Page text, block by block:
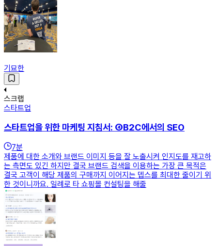
기묘한
스크랩
스타트업
스타트업을 위한 마케팅 지침서: ④B2C에서의 SEO
7분
제품에 대한 소개와 브랜드 이미지 등을 잘 노출시켜 인지도를 재고하
는 측면도 있긴 하지만 결국 브랜드 검색을 이용하는 가장 큰 목적은
결국 고객이 해당 제품의 구매까지 이어지는 뎁스를 최대한 줄이기 위
한 것이니까요. 일례로 타 쇼핑몰 컨설팅을 해줄